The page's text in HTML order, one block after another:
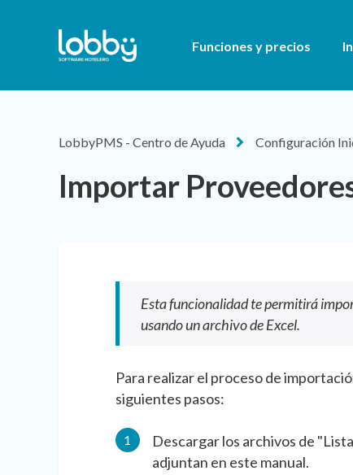
Funciones y precios
LobbyPMS - Centro de Ayuda Configuración
Importar
Esta funcionalidad te permitirá
usando un archivo de Excel.
Para realizar el proceso de
siguientes pasos:
Descargar los archivos de
adjuntan en este manual.